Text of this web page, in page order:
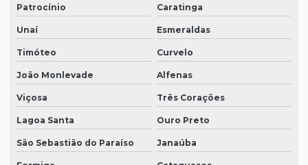
Patrocínio Caratinga
Unaí Esmeraldas
Timóteo Curvelo
João Monlevade Alfenas
Viçosa Três Corações
Lagoa Santa Ouro Preto
São Sebastião do Paraíso Janaúba